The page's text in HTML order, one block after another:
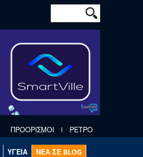
Φόρμα
Αναζήτηση
ΠΡΟΟΡΙΣΜΟΙ ΡΕΤΡΟ
ΥΓΕΙΑ ΝΕΑ ΣΕ BLOG